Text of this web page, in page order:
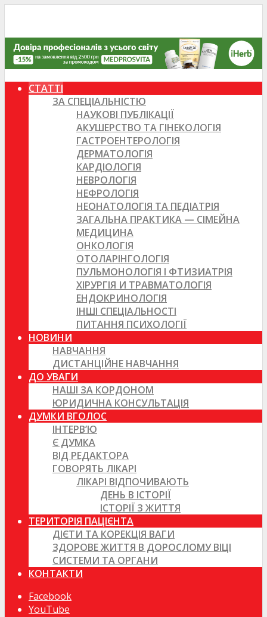
СТАТТІ
ЗА СПЕЦІАЛЬНІСТЮ
НАУКОВІ ПУБЛІКАЦІЇ
АКУШЕРСТВО ТА ГІНЕКОЛОГІЯ
ГАСТРОЕНТЕРОЛОГІЯ
ДЕРМАТОЛОГІЯ
КАРДІОЛОГІЯ
НЕВРОЛОГІЯ
НЕФРОЛОГІЯ
НЕОНАТОЛОГІЯ ТА ПЕДІАТРІЯ
ЗАГАЛЬНА ПРАКТИКА — СІМЕЙНА
МЕДИЦИНА
ОНКОЛОГІЯ
ОТОЛАРІНГОЛОГІЯ
ПУЛЬМОНОЛОГІЯ І ФТИЗИАТРІЯ
ХІРУРГІЯ И ТРАВМАТОЛОГІЯ
ЕНДОКРИНОЛОГІЯ
ІНШІ СПЕЦІАЛЬНОСТІ
ПИТАННЯ ПСИХОЛОГІЇ
НОВИНИ
НАВЧАННЯ
ДИСТАНЦІЙНЕ НАВЧАННЯ
ДО УВАГИ
НАШІ ЗА КОРДОНОМ
ЮРИДИЧНА КОНСУЛЬТАЦІЯ
ДУМКИ ВГОЛОС
ІНТЕРВ’Ю
Є ДУМКА
ВІД РЕДАКТОРА
ГОВОРЯТЬ ЛІКАРІ
ЛІКАРІ ВІДПОЧИВАЮТЬ
ДЕНЬ В ІСТОРІЇ
ІСТОРІЇ З ЖИТТЯ
ТЕРИТОРІЯ ПАЦІЄНТА
ДІЄТИ ТА КОРЕКЦІЯ ВАГИ
ЗДОРОВЕ ЖИТТЯ В ДОРОСЛОМУ ВІЦІ
СИСТЕМИ ТА ОРГАНИ
КОНТАКТИ
Facebook
YouTube